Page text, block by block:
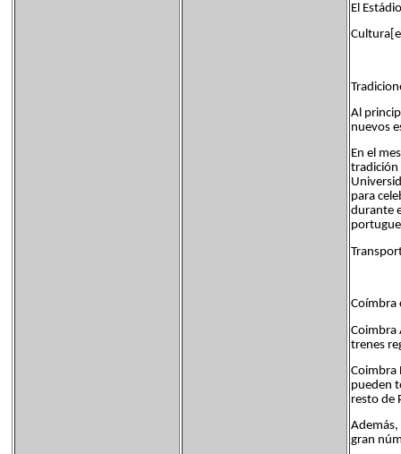
El
Al
nuevos
En el
tradición
para
durante
Coímbra
Coimbra
trenes
Coimbra
pueden
resto de
Además,
gran